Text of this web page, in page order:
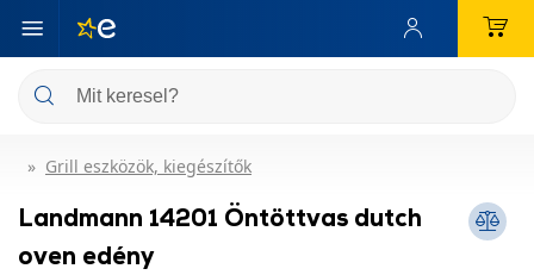
Grill eszközök, kiegészítők
Landmann 14201 Öntöttvas dutch
oven edény